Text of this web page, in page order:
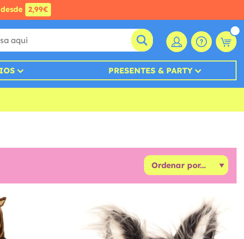
desde 2,99€
PRESENTES & PARTY